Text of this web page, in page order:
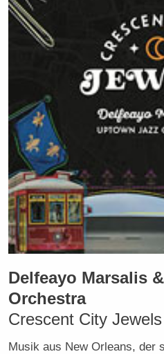
Delfeayo Marsalis
Orchestra
Crescent City Jewels
Musik aus New Orleans, der